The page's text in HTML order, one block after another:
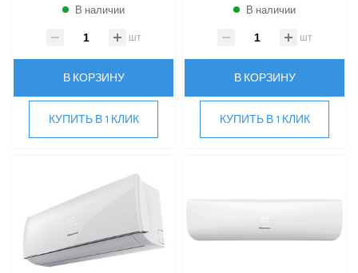
КОМПРЕССОРНО-КОНДЕНСАТОРНЫЕ БЛОКИ
В наличии
шт
В КОРЗИНУ
КУПИТЬ В 1 КЛИК
В наличии
шт
В КОРЗИНУ
КУПИТЬ В 1 КЛИК